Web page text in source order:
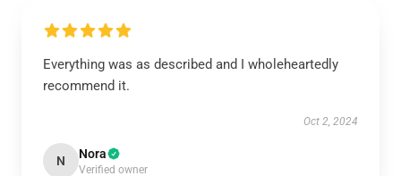
Everything was as described and I wholeheartedly
recommend it.
Oct 2, 2024
N Nora
Verified owner